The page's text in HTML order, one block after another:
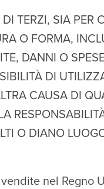
TERZI, SIA PER
O FORMA,
DANNI O
DI
CAUSA DI
O DIANO
nel Regno